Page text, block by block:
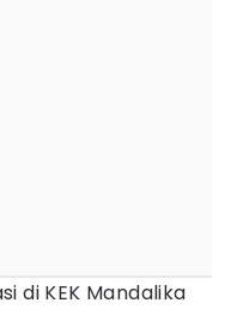
di KEK Mandalika